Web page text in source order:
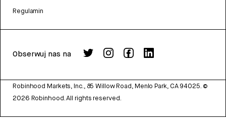
Regulamin
Obserwuj nas na
Robinhood Markets, Inc., 85 Willow Road, Menlo Park, CA 94025. ©
2026 Robinhood. All rights reserved.